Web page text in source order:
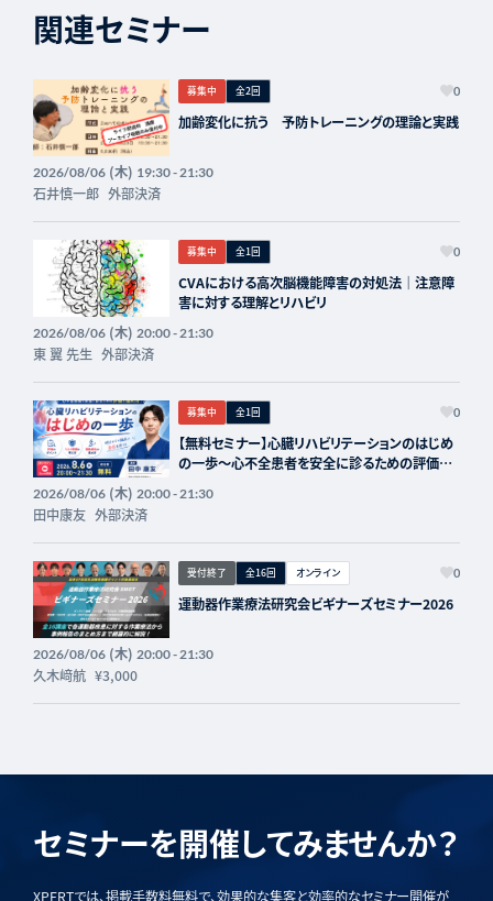
関連セミナー
募集中 全2回 0
加齢変化に抗う 予防トレーニングの理論と実践
2026/08/06(木) 19:30 - 21:30
石井慎一郎 外部決済
募集中 全1回 0
CVAにおける高次脳機能障害の対処法｜注意障
害に対する理解とリハビリ
2026/08/06(木) 20:00 - 21:30
東 翼 先生 外部決済
募集中 全1回 0
【無料セミナー】心臓リハビリテーションのはじめ
の一歩〜心不全患者を安全に診るための評価と
2026/08/06(木) 20:00 - 21:30
田中康友 外部決済
受付終了 全16回 オンライン 0
運動器作業療法研究会ビギナーズセミナー2026
2026/08/06(木) 20:00 - 21:30
久木﨑航 ¥3,000
セミナーを開催してみませんか？
XPERTでは、掲載手数料無料で、効果的な集客と効率的なセミナー開催が